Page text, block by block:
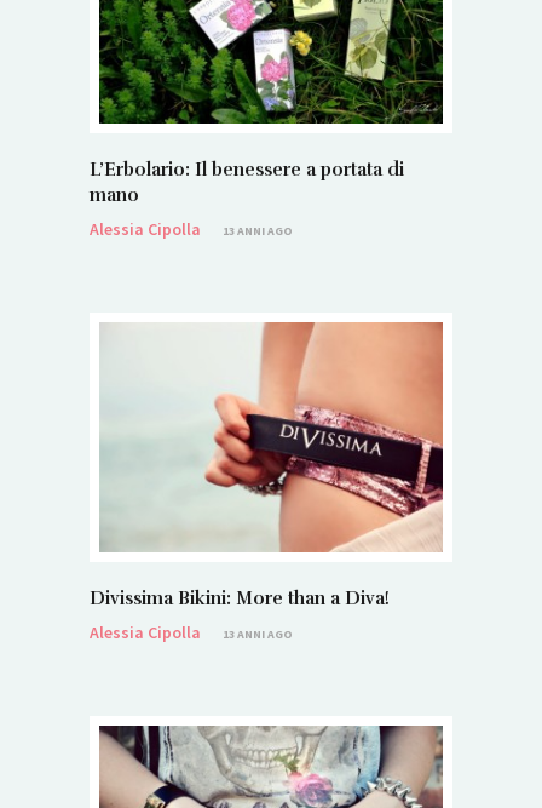
L’Erbolario: Il benessere a portata di
mano
Alessia Cipolla
13 ANNI AGO
Divissima Bikini: More than a Diva!
Alessia Cipolla
13 ANNI AGO